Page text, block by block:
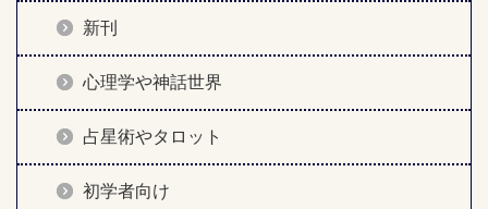
新刊
心理学や神話世界
占星術やタロット
初学者向け